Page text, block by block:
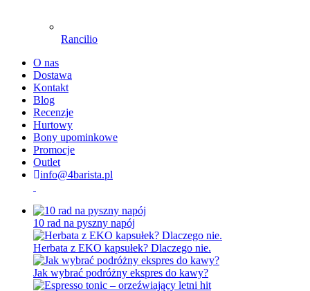
Rancilio
O nas
Dostawa
Kontakt
Blog
Recenzje
Hurtowy
Bony upominkowe
Promocje
Outlet
info@4barista.pl
10 rad na pyszny napój
Herbata z EKO kapsułek? Dlaczego nie.
Jak wybrać podróżny ekspres do kawy?